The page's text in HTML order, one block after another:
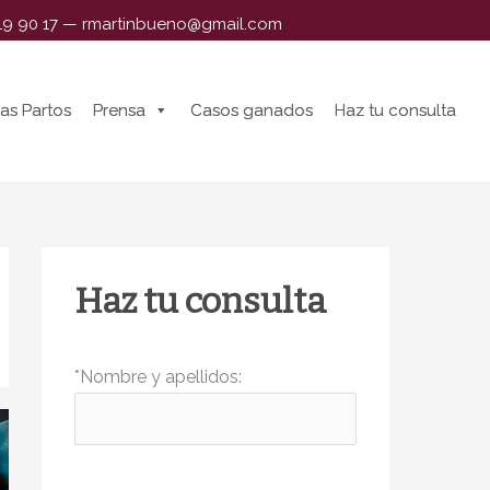
90 17 — rmartinbueno@gmail.com
Partos Prensa Casos ganados Haz tu consulta
Partos Prensa Casos ganados Haz tu consulta
Haz tu consulta
*Nombre y apellidos: